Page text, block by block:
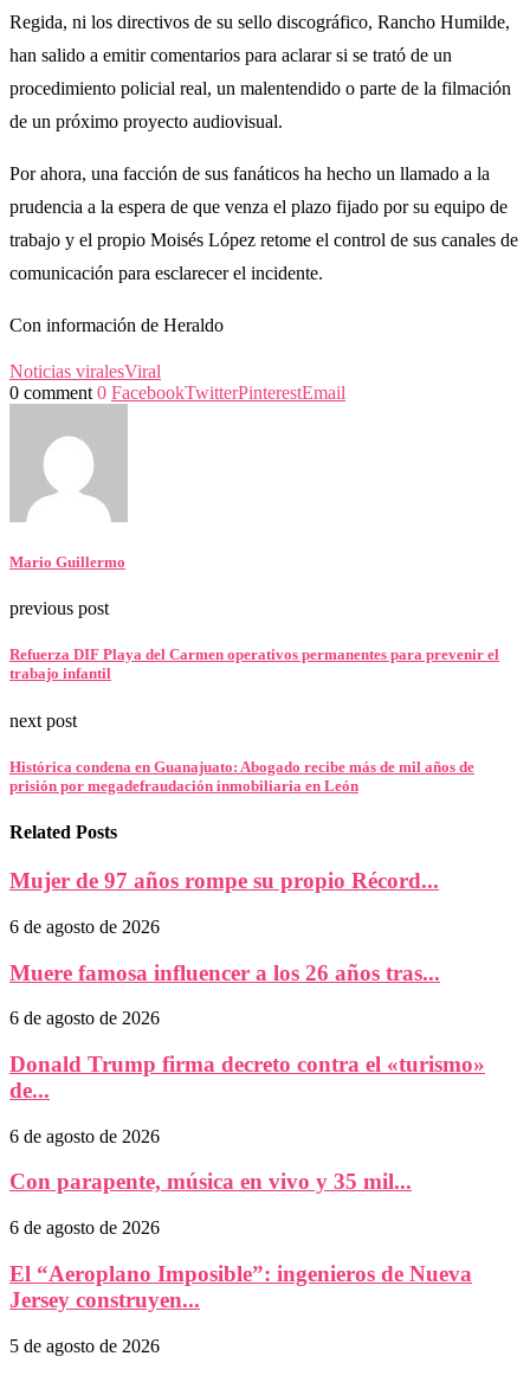
Regida, ni los directivos de su sello discográfico, Rancho Humilde,
han salido a emitir comentarios para aclarar si se trató de un
procedimiento policial real, un malentendido o parte de la filmación
de un próximo proyecto audiovisual.
Por ahora, una facción de sus fanáticos ha hecho un llamado a la
prudencia a la espera de que venza el plazo fijado por su equipo de
trabajo y el propio Moisés López retome el control de sus canales de
comunicación para esclarecer el incidente.
Con información de Heraldo
Noticias viralesViral
0 comment 0 FacebookTwitterPinterestEmail
Mario Guillermo
previous post
Refuerza DIF Playa del Carmen operativos permanentes para prevenir el
trabajo infantil
next post
Histórica condena en Guanajuato: Abogado recibe más de mil años de
prisión por megadefraudación inmobiliaria en León
Related Posts
Mujer de 97 años rompe su propio Récord...
6 de agosto de 2026
Muere famosa influencer a los 26 años tras...
6 de agosto de 2026
Donald Trump firma decreto contra el «turismo»
de...
6 de agosto de 2026
Con parapente, música en vivo y 35 mil...
6 de agosto de 2026
El “Aeroplano Imposible”: ingenieros de Nueva
Jersey construyen...
5 de agosto de 2026